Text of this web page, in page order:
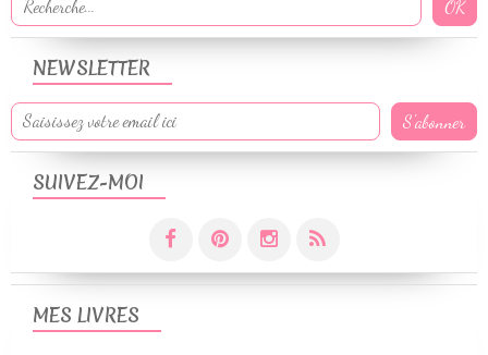
NEWSLETTER
SUIVEZ-MOI
MES LIVRES